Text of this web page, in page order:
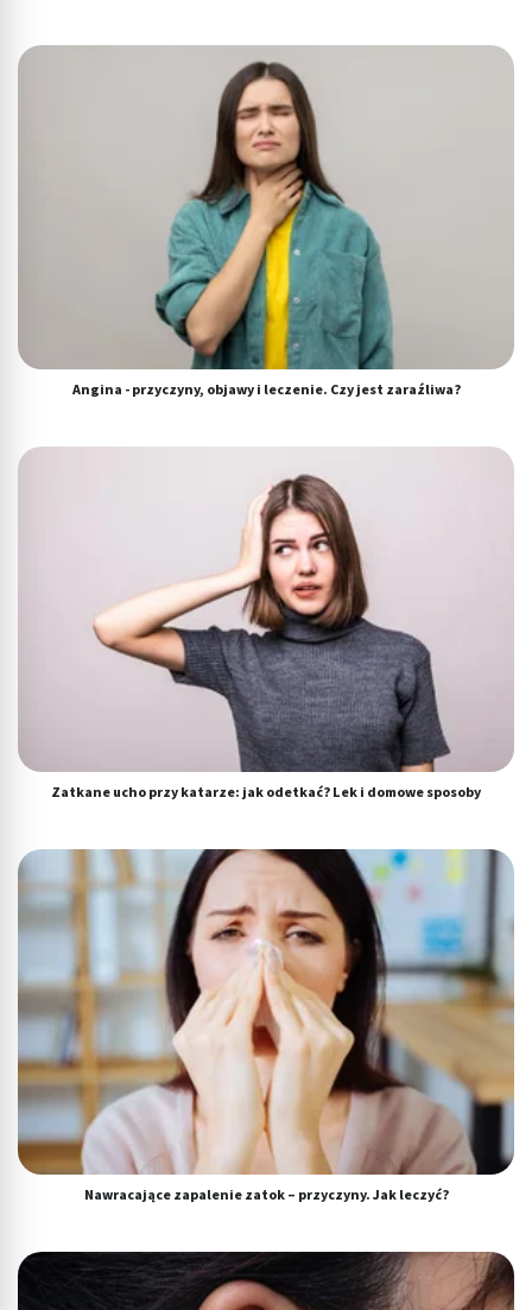
Angina - przyczyny, objawy i leczenie. Czy jest zaraźliwa?
Zatkane ucho przy katarze: jak odetkać? Lek i domowe sposoby
Nawracające zapalenie zatok – przyczyny. Jak leczyć?